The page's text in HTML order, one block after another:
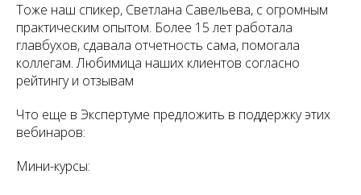
Тоже наш спикер, Светлана Савельева, с огромным
практическим опытом. Более 15 лет работала
главбухов, сдавала отчетность сама, помогала
коллегам. Любимица наших клиентов согласно
рейтингу и отзывам
Что еще в Экспертуме предложить в поддержку этих
вебинаров:
Мини-курсы: